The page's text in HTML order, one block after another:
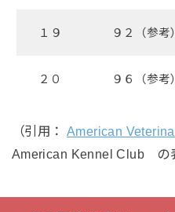
１９ ９２（参考）
２０ ９６（参考）
（引用： American
American Kennel Club の